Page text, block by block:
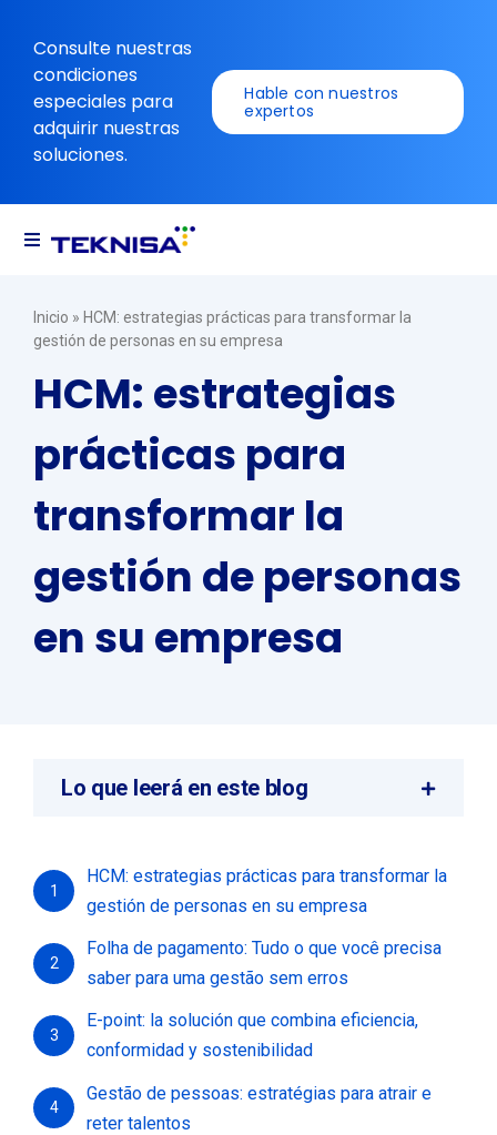
contenido
Consulte nuestras
condiciones
especiales para
adquirir nuestras
soluciones.
Hable con nuestros
expertos
Alternar
Inicio » HCM: estrategias prácticas para transformar la
gestión de personas en su empresa
HCM: estrategias
prácticas para
transformar la
gestión de personas
en su empresa
Lo que leerá en este blog
1
HCM: estrategias prácticas para transformar la
gestión de personas en su empresa
2
Folha de pagamento: Tudo o que você precisa
saber para uma gestão sem erros
3
E-point: la solución que combina eficiencia,
conformidad y sostenibilidad
4
Gestão de pessoas: estratégias para atrair e
reter talentos